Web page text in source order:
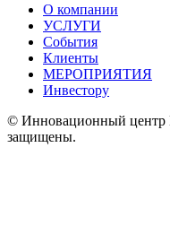
О компании
УСЛУГИ
События
Клиенты
МЕРОПРИЯТИЯ
Инвестору
© Инновационный центр
защищены.